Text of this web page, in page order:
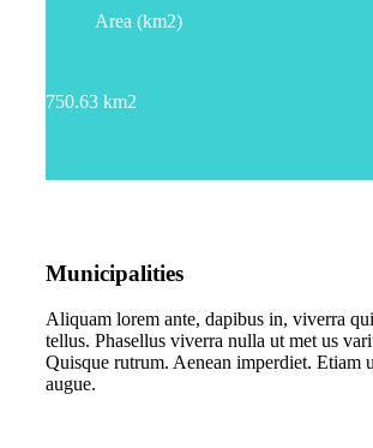
Area (km2)
750.63 km2
Municipalities
Aliquam lorem ante, dapibus in, viverra
tellus. Phasellus viverra nulla ut met us
Quisque rutrum. Aenean imperdiet. Etiam
augue.